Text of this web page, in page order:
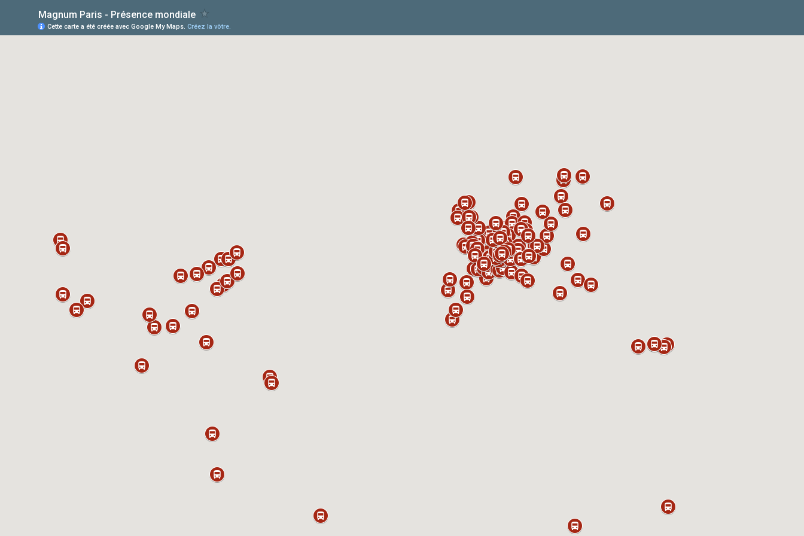
Magnum Paris - Présence mondiale
Cette carte a été créée avec Google My Maps. Créez la vôtre.